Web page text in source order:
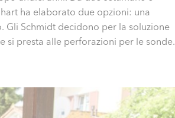
ha elaborato due opzioni: una
Gli Schmidt decidono per la soluzione
si presta alle perforazioni per le sonde.